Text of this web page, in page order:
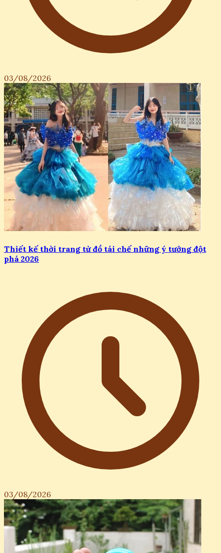
03/08/2026
Thiết kế thời trang từ đồ tái chế những ý tưởng đột
phá 2026
03/08/2026